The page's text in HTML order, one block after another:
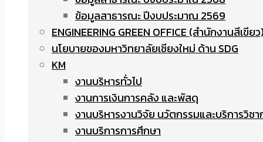
ข้อมูลสาธารณะ ปีงบประมาณ 2569
ENGINEERING GREEN OFFICE (สำนักงานสีเขีย
นโยบายของมหาวิทยาลัยเชียงใหม่ ด้าน SDG
KM
งานบริหารทั่วไป
งานการเงินการคลัง และพัสดุ
งานบริหารงานวิจัย นวัตกรรมและบริการวิชา
งานบริการการศึกษา